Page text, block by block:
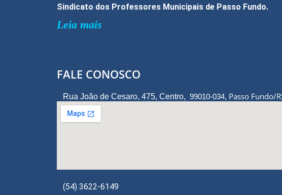
Sindicato dos Professores Municipais de Passo Fundo.
Leia mais
FALE CONOSCO
Rua João de Cesaro, 475, Centro, 99010-034, Passo Fundo/
(54) 3622-6149